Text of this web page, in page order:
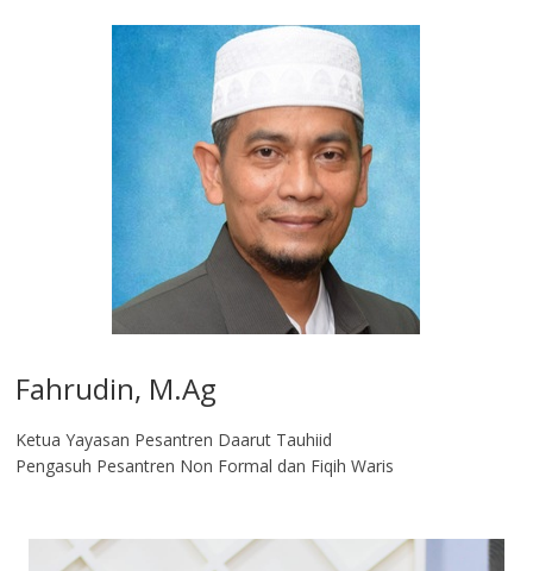
Fahrudin, M.Ag​
Ketua Yayasan Pesantren Daarut Tauhiid
Pengasuh Pesantren Non Formal dan Fiqih Waris